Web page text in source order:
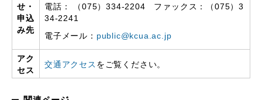
せ・
申込
み先
電話： （075）334-2204 ファックス：（075）3
34‐2241
電子メール： public@kcua.ac.jp
アク
セス
交通アクセス をご覧ください。